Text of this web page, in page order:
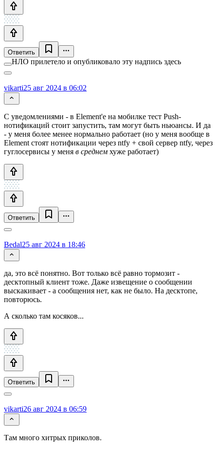
Ответить
НЛО прилетело и опубликовало эту надпись здесь
vikarti25 авг 2024 в 06:02
С уведомлениями - в Element'е на мобилке тест Push-
нотификаций стоит запустить, там могут быть ньюансы. И да
- у меня более менее нормально работает (но у меня вообще в
Element стоят нотификации через ntfy + свой сервер ntfy, через
гуглосервисы у меня в среднем хуже работает)
Ответить
Bedal25 авг 2024 в 18:46
да, это всё понятно. Вот только всё равно тормозит -
десктопный клиент тоже. Даже извещение о сообщении
выскакивает - а сообщения нет, как не было. На десктопе,
повторюсь.
А сколько там косяков...
Ответить
vikarti26 авг 2024 в 06:59
Там много хитрых приколов.